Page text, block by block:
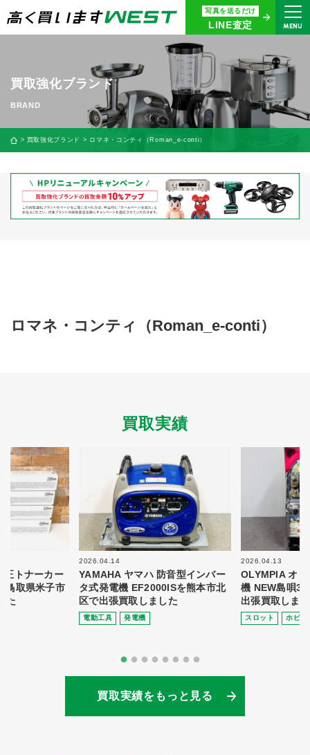
写真を送るだけ
LINE査定 MENU
まずはお気軽にお問い合わせ・
査定をご依頼ください
買取専用ダイヤル
0120-914-094
9:00〜18:30(年中無休)
24時間365日受付
買取に関する質問や相談もすぐにできて便利
簡単操作！LINE査定
新着情報
プライバシーポリシー
規約・同意書
本人確認書類アップロード
梱包
ガイド
法人の
お客様へ
買取強化ブランド
買取強化ブランド ロマネ・コンティ（Roman_e-conti）
ロマネ・コンティ（Roman_e-conti）
買取実績
トナーカー
鳥取県米子市
た
2026.04.14
YAMAHA ヤマハ 防音型インバー
タ式発電機 EF2000ISを熊本市北
区で出張買取しました
電動⼯具 発電機
2026.04.13
OLYMPIA オ
機 NEW島唄
出張買取しま
スロット ホビー
買取実績をもっと見る